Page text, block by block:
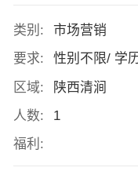
类别:
市场营销
要求:
性别不限/ 学
区域:
陕西清涧
人数:
1
福利: